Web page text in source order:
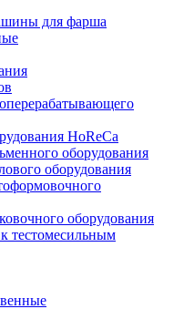
для фарша
HoReCa
оборудования
оборудования
оборудования
тестомесильным